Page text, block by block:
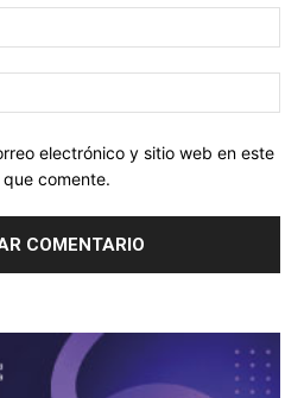
electrónico y sitio web en este
comente.